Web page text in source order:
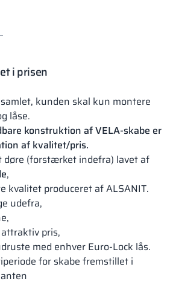
i prisen
kunden skal kun montere
låse.
konstruktion af VELA-skabe er
af kvalitet/pris.
døre (forstærket indefra) lavet af
,
kvalitet produceret af ALSANIT.
udefra,
pris,
med enhver Euro-Lock lås.
for skabe fremstillet i